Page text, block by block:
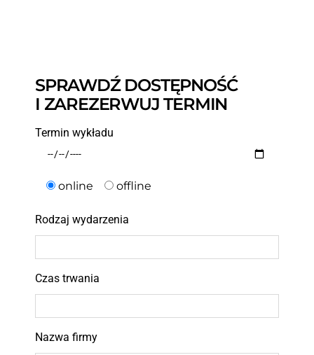
SPRAWDŹ DOSTĘPNOŚĆ
I ZAREZERWUJ TERMIN
Termin wykładu
online offline
Rodzaj wydarzenia
Czas trwania
Nazwa firmy